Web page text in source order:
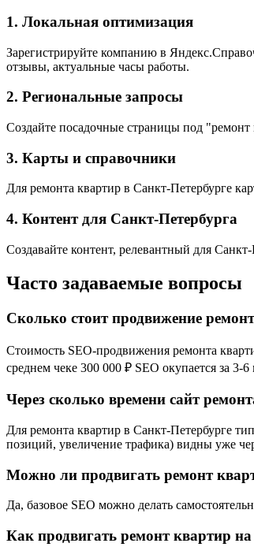
1. Локальная оптимизация
Зарегистрируйте компанию в
отзывы, актуальные часы работы.
2. Региональные запросы
Создайте посадочные страницы под
3. Карты и справочники
Для ремонта квартир в Санкт-Петербурге
4. Контент для Санкт-Петербурга
Создавайте контент, релевантный для
Часто задаваемые вопросы
Сколько стоит продвижение
Стоимость SEO-продвижения ремонта
среднем чеке 300 000 ₽ SEO окупается за 3-6
Через сколько времени сайт
Для ремонта квартир в Санкт-Петербурге
позиций, увеличение трафика) видны уже
Можно ли продвигать ремонт
Да, базовое SEO можно делать
Как продвигать ремонт квартир